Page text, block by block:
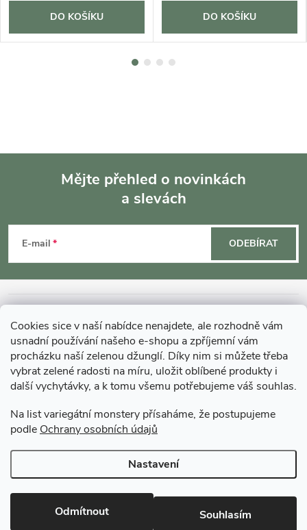
Cookies sice v naší nabídce nenajdete, ale rozhodně vám
usnadní používání našeho e-shopu a zpříjemní vám
procházku naší zelenou džunglí. Díky nim si můžete třeba
vybrat zelené radosti na míru, uložit oblíbené produkty i
další vychytávky, a k tomu všemu potřebujeme váš souhlas.
Na list variegátní monstery přísaháme, že postupujeme
podle Ochrany osobních údajů
Nastavení
Odmítnout Souhlasím
DO KOŠÍKU DO KOŠÍKU
p
a
Mějte přehled o novinkách
a slevách
E-mail ODEBÍRAT
MOHLO BY VÁS ZAJÍMAT
O GARDNERS
Gardners Design - Projekt, realizace a údržba zahrad a interiérů
Copyright 2026Gardners-eshop.cz. Všechna práva vyhrazena.Upravit
nastavení cookies